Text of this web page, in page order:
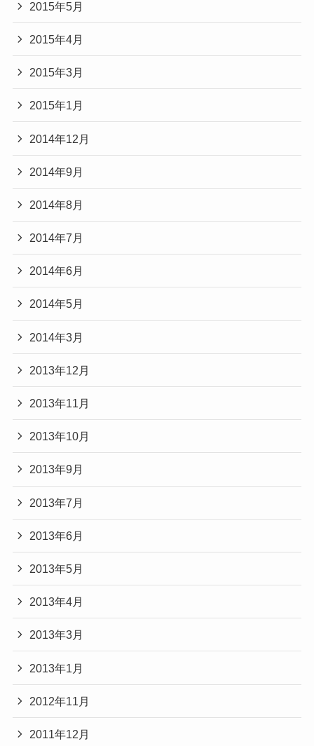
2015年5月
2015年4月
2015年3月
2015年1月
2014年12月
2014年9月
2014年8月
2014年7月
2014年6月
2014年5月
2014年3月
2013年12月
2013年11月
2013年10月
2013年9月
2013年7月
2013年6月
2013年5月
2013年4月
2013年3月
2013年1月
2012年11月
2011年12月